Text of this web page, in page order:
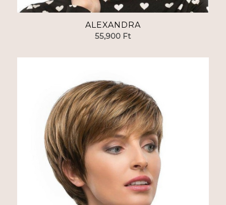
ALEXANDRA
55,900 Ft